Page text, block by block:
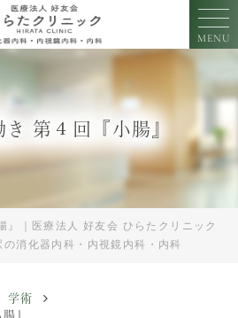
MENU
第４回『小腸』
』｜医療法人 好友会 ひらたクリニック
の消化器内科・内視鏡内科・内科
学術
』